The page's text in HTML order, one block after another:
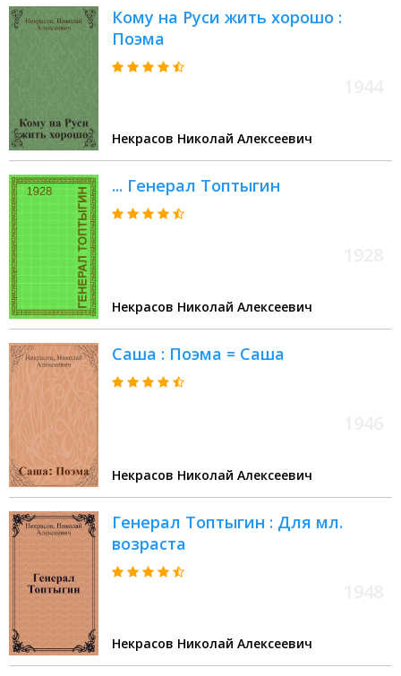
Кому на Руси жить хорошо :
Поэма
Некрасов Николай Алексеевич
... Генерал Топтыгин
Некрасов Николай Алексеевич
Саша : Поэма = Саша
Некрасов Николай Алексеевич
Генерал Топтыгин : Для мл.
возраста
Некрасов Николай Алексеевич